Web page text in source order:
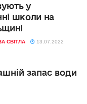
у
школи на
СВІТЛА 13.07.2022
запас води